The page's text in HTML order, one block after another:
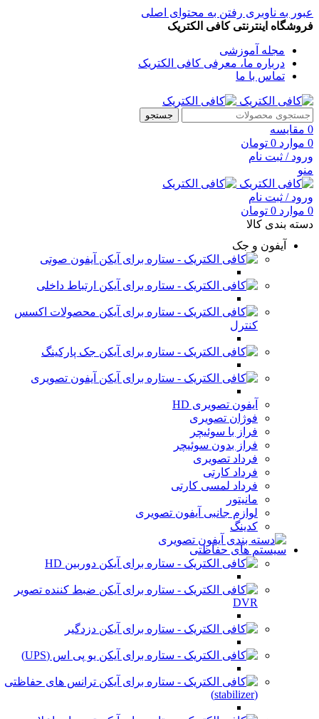
عبور به ناوبری رفتن به محتوای اصلی
فروشگاه اینترنتی کافی الکتریک
مجله آموزشی
درباره ما، معرفی کافی الکتریک
تماس با ما
جستجو
0 مقایسه
0 موارد 0 تومان
ورود / ثبت نام
منو
ورود / ثبت نام
0 موارد 0 تومان
دسته بندی کالا
آیفون و جک
آیفون صوتی
ارتباط داخلی
محصولات اکسس
کنترل
جک پارکینگ
آیفون تصویری
آیفون تصویری HD
فوژان تصویری
فراز با سوئیچر
فراز بدون سوئیچر
فرداد تصویری
فرداد کارتی
فرداد لمسی کارتی
مانیتور
لوازم جانبی آیفون تصویری
کدینگ
سیستم های حفاظتی
دوربین HD
ضبط کننده تصویر
DVR
دزدگیر
یو پی اس (UPS)
ترانس های حفاظتی
(stabilizer)